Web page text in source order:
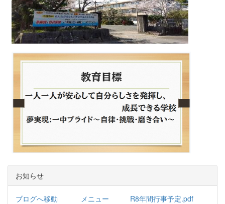
お知らせ
ブログへ移動 メニュー
R8年間行事予定.pdf